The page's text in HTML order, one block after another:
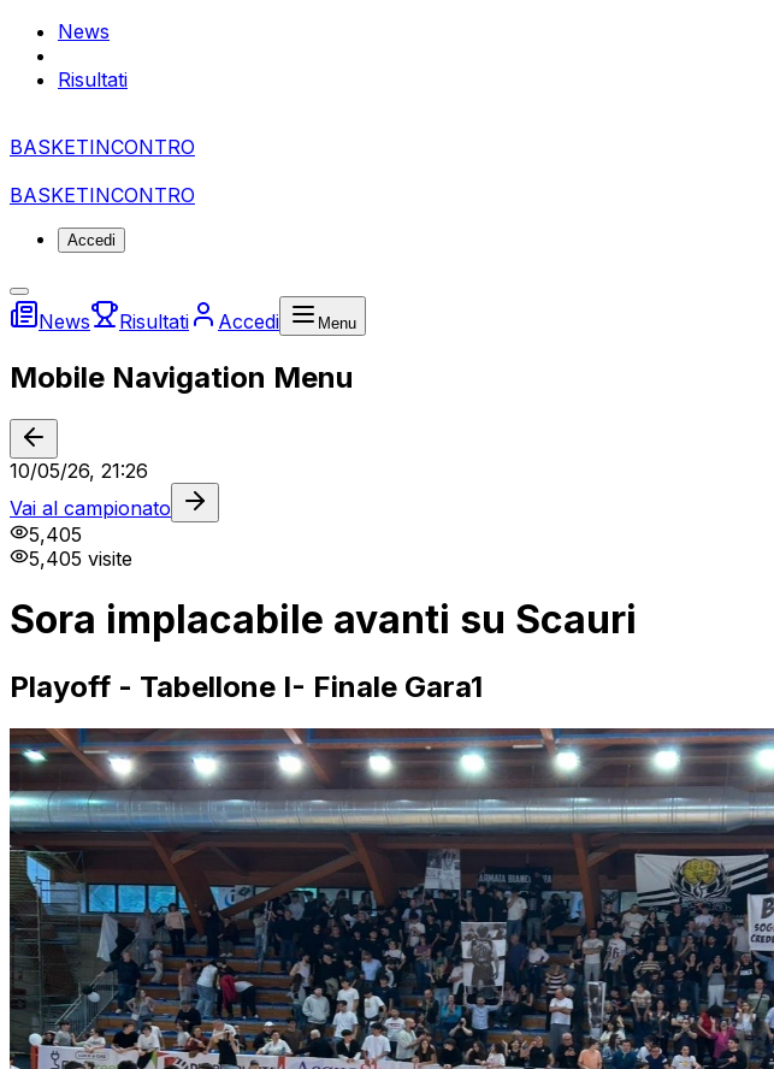
News
Risultati
BASKETINCONTRO
BASKETINCONTRO
Accedi
News Risultati Accedi Menu
Mobile Navigation Menu
10/05/26, 21:26
Vai al campionato
5,405
5,405 visite
Sora implacabile avanti su Scauri
Playoff - Tabellone I- Finale Gara1